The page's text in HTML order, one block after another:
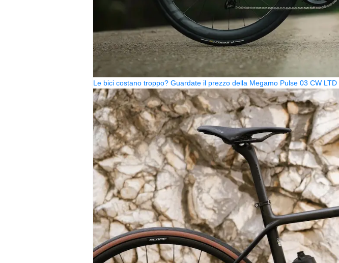
Le bici costano troppo? Guardate il prezzo della Megamo Pulse 03 CW LTD